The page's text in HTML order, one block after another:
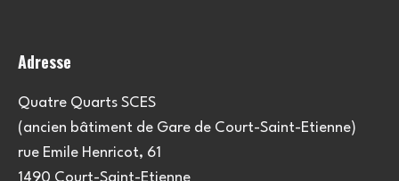
Adresse
Quatre Quarts SCES
(ancien bâtiment de Gare de Court-Saint-Etienne)
rue Emile Henricot, 61
1490 Court-Saint-Etienne